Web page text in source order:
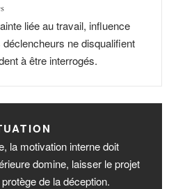
liée au travail, influence
ne disqualifient
à être interrogés.
la motivation interne doit
domine, laisser le projet
de la déception.